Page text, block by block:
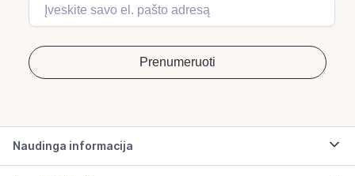
Naudinga informacija